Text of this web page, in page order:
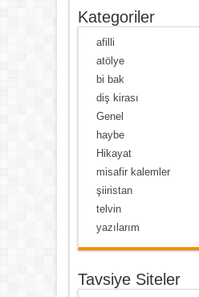
Kategoriler
afilli
atölye
bi bak
diş kirası
Genel
haybe
Hikayat
misafir kalemler
şiiristan
telvin
yazılarım
Tavsiye Siteler